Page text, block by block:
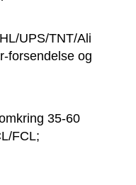
UPS/TNT/Ali
forsendelse og
35-60
FCL;